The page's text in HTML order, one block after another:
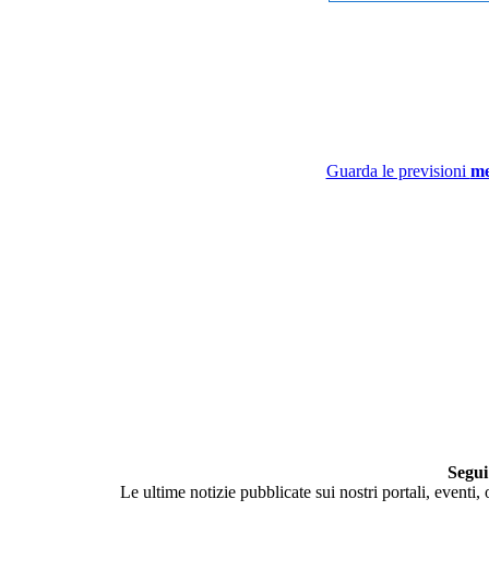
Guarda le previsioni
Le ultime notizie pubblicate sui nostri portali,